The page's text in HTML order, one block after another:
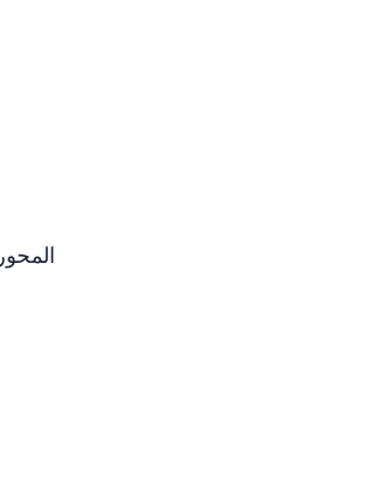
المحور 02 - خاصيّات قوى الأعداد الصّحيحة الطّبيعيّة - الجزء 3 - عمليات تحتوي على القوى في الأعداد الصحيحة الطبيعية